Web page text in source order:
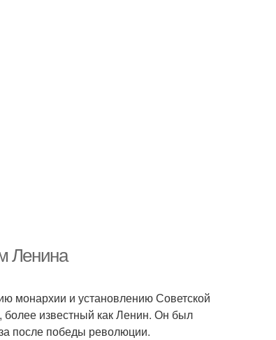
Ленина
монархии и установлению Советской
известный как Ленин. Он был
после победы революции.